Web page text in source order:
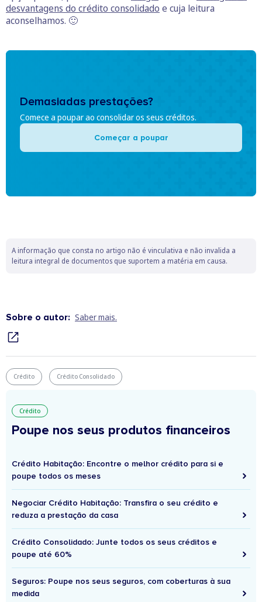
desvantagens do crédito consolidado e cuja leitura
aconselhamos. 🙂
Demasiadas prestações?
Comece a poupar ao consolidar os seus créditos.
Começar a poupar
A informação que consta no artigo não é vinculativa e não invalida a
leitura integral de documentos que suportem a matéria em causa.
Sobre o autor: Saber mais.
Crédito Crédito Consolidado
Crédito
Poupe nos seus produtos financeiros
Crédito Habitação: Encontre o melhor crédito para si e
poupe todos os meses
Negociar Crédito Habitação: Transfira o seu crédito e
reduza a prestação da casa
Crédito Consolidado: Junte todos os seus créditos e
poupe até 60%
Seguros: Poupe nos seus seguros, com coberturas à sua
medida